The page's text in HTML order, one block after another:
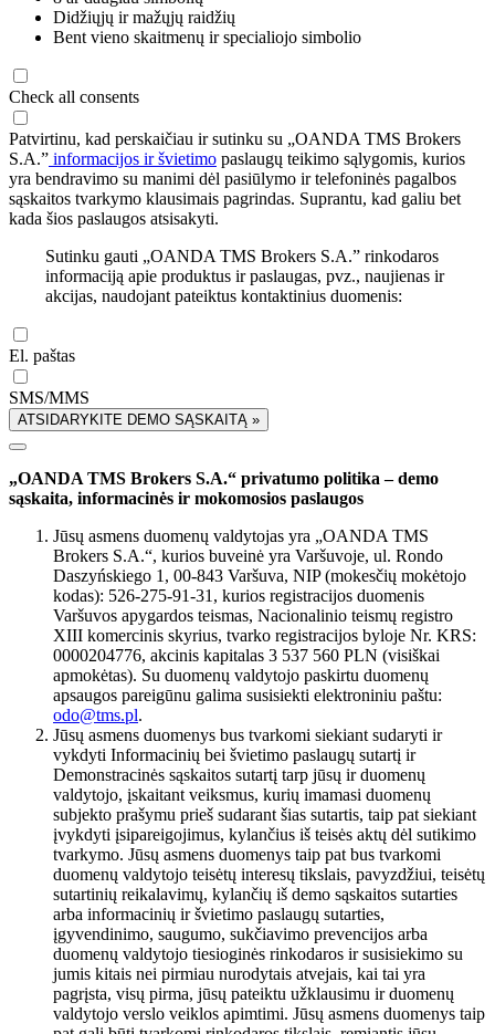
Didžiųjų ir mažųjų raidžių
Bent vieno skaitmenų ir specialiojo simbolio
Check all consents
Patvirtinu, kad perskaičiau ir sutinku su „OANDA TMS Brokers
S.A.” informacijos ir švietimo paslaugų teikimo sąlygomis, kurios
yra bendravimo su manimi dėl pasiūlymo ir telefoninės pagalbos
sąskaitos tvarkymo klausimais pagrindas. Suprantu, kad galiu bet
kada šios paslaugos atsisakyti.
Sutinku gauti „OANDA TMS Brokers S.A.” rinkodaros
informaciją apie produktus ir paslaugas, pvz., naujienas ir
akcijas, naudojant pateiktus kontaktinius duomenis:
El. paštas
SMS/MMS
ATSIDARYKITE DEMO SĄSKAITĄ »
„OANDA TMS Brokers S.A.“ privatumo politika – demo
sąskaita, informacinės ir mokomosios paslaugos
Jūsų asmens duomenų valdytojas yra „OANDA TMS
Brokers S.A.“, kurios buveinė yra Varšuvoje, ul. Rondo
Daszyńskiego 1, 00-843 Varšuva, NIP (mokesčių mokėtojo
kodas): 526-275-91-31, kurios registracijos duomenis
Varšuvos apygardos teismas, Nacionalinio teismų registro
XIII komercinis skyrius, tvarko registracijos byloje Nr. KRS:
0000204776, akcinis kapitalas 3 537 560 PLN (visiškai
apmokėtas). Su duomenų valdytojo paskirtu duomenų
apsaugos pareigūnu galima susisiekti elektroniniu paštu:
odo@tms.pl.
Jūsų asmens duomenys bus tvarkomi siekiant sudaryti ir
vykdyti Informacinių bei švietimo paslaugų sutartį ir
Demonstracinės sąskaitos sutartį tarp jūsų ir duomenų
valdytojo, įskaitant veiksmus, kurių imamasi duomenų
subjekto prašymu prieš sudarant šias sutartis, taip pat siekiant
įvykdyti įsipareigojimus, kylančius iš teisės aktų dėl sutikimo
tvarkymo. Jūsų asmens duomenys taip pat bus tvarkomi
duomenų valdytojo teisėtų interesų tikslais, pavyzdžiui, teisėtų
sutartinių reikalavimų, kylančių iš demo sąskaitos sutarties
arba informacinių ir švietimo paslaugų sutarties,
įgyvendinimo, saugumo, sukčiavimo prevencijos arba
duomenų valdytojo tiesioginės rinkodaros ir susisiekimo su
jumis kitais nei pirmiau nurodytais atvejais, kai tai yra
pagrįsta, visų pirma, jūsų pateiktu užklausimu ir duomenų
valdytojo verslo veiklos apimtimi. Jūsų asmens duomenys taip